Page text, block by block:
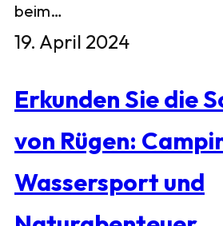
beim…
19. April 2024
Erkunden Sie die
von Rügen:
Wassersport und